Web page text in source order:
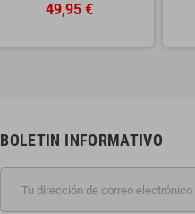
49,95 €
BOLETIN INFORMATIVO